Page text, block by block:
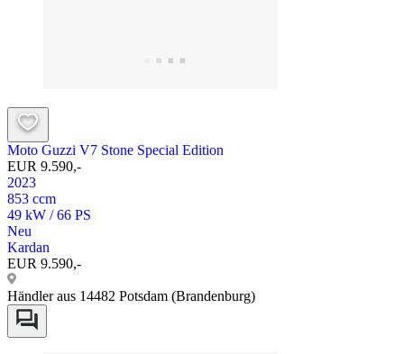
Moto Guzzi V7 Stone Special Edition
EUR 9.590,-
2023
853 ccm
49 kW / 66 PS
Neu
Kardan
EUR 9.590,-
Händler aus 14482 Potsdam (Brandenburg)